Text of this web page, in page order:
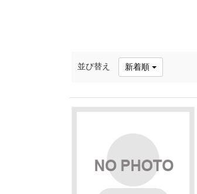
並び替え 新着順